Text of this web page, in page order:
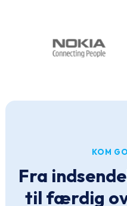
KOM
Fra
til færdig